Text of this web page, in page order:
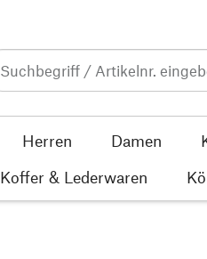
Herren Damen
Koffer & Lederwaren